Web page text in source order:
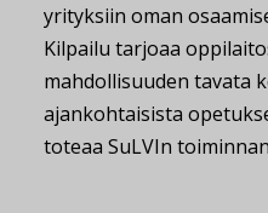
yrityksiin oman
Kilpailu tarjoaa
mahdollisuuden tavata
ajankohtaisista
toteaa SuLVIn